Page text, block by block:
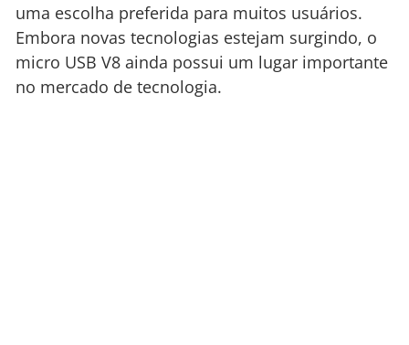
uma escolha preferida para muitos usuários.
Embora novas tecnologias estejam surgindo, o
micro USB V8 ainda possui um lugar importante
no mercado de tecnologia.